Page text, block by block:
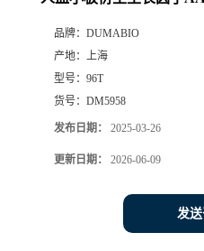
品牌： DUMABIO
产地： 上海
型号： 96T
货号： DM5958
发布日期： 2025-03-26
更新日期： 2026-06-09
发